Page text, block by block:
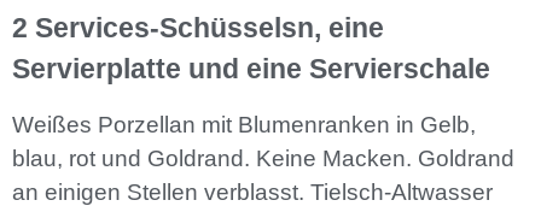
2 Services-Schüsselsn, eine
Servierplatte und eine Servierschale
Weißes Porzellan mit Blumenranken in Gelb,
blau, rot und Goldrand. Keine Macken. Goldrand
an einigen Stellen verblasst. Tielsch-Altwasser